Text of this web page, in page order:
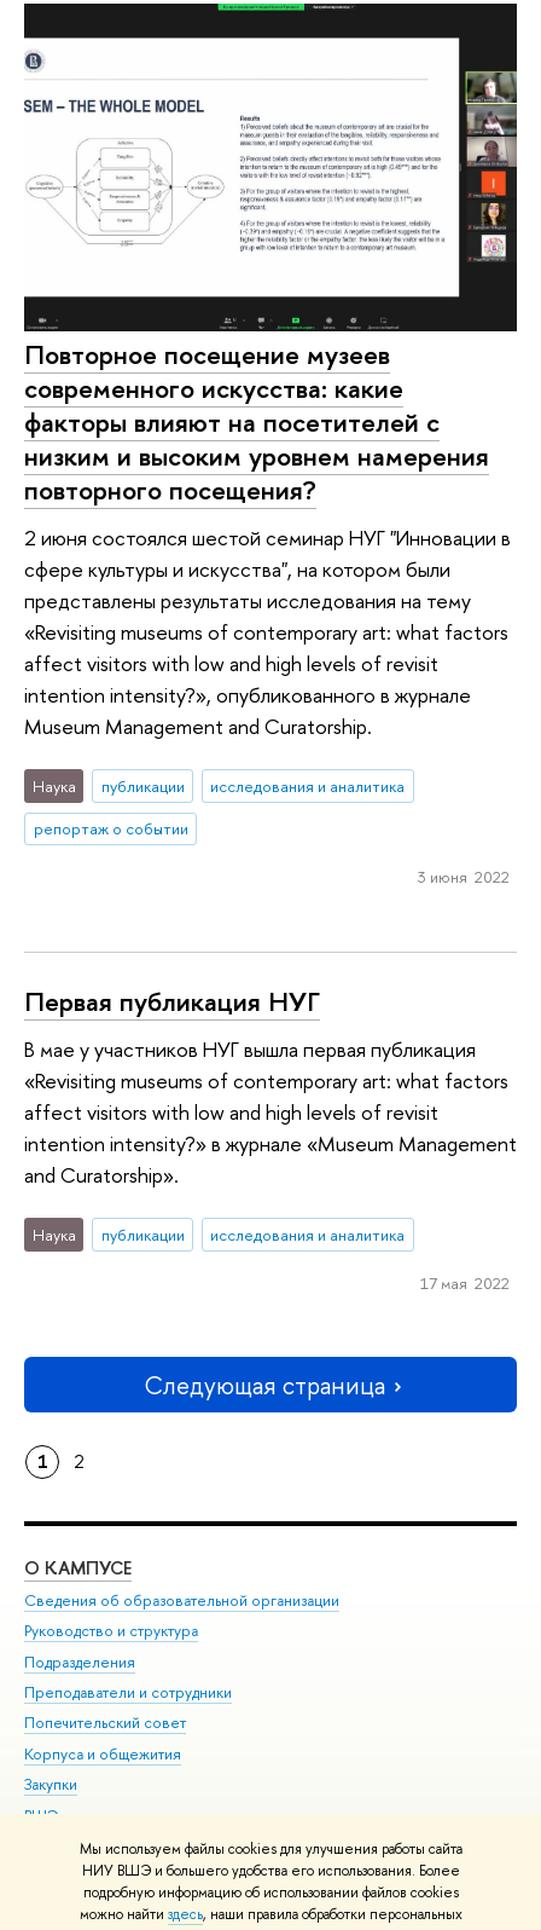
Мы используем файлы cookies для улучшения работы сайта
НИУ ВШЭ и большего удобства его использования. Более
подробную информацию об использовании файлов cookies
можно найти здесь, наши правила обработки персональных
Повторное посещение музеев
современного искусства: какие
факторы влияют на посетителей с
низким и высоким уровнем намерения
повторного посещения?
2 июня состоялся шестой семинар НУГ "Инновации в
сфере культуры и искусства", на котором были
представлены результаты исследования на тему
«Revisiting museums of contemporary art: what factors
affect visitors with low and high levels of revisit
intention intensity?», опубликованного в журнале
Museum Management and Curatorship.
Наука публикации
исследования и аналитика
репортаж о событии
3 июня 2022
Первая публикация НУГ
В мае у участников НУГ вышла первая публикация
«Revisiting museums of contemporary art: what factors
affect visitors with low and high levels of revisit
intention intensity?» в журнале «Museum Management
and Curatorship».
Наука публикации исследования и аналитика
17 мая 2022
Следующая страница
1 2
О КАМПУСЕ
Сведения об образовательной организации
Руководство и структура
Подразделения
Преподаватели и сотрудники
Попечительский совет
Корпуса и общежития
Закупки
ВШЭ для студентов с ограниченными возможностями
здоровья и инвалидностью
Версия для слабовидящих
Единая платежная страница